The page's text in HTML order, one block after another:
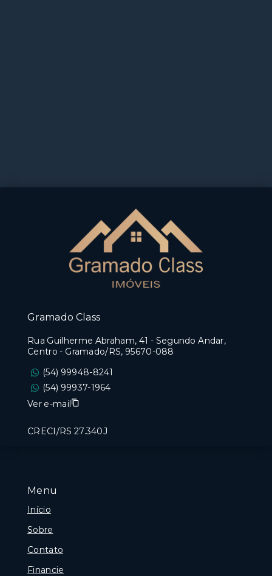
Menu
Início
Sobre
Contato
Financie
Gramado Class
Rua Guilherme Abraham, 41 - Segundo Andar,
Centro - Gramado/RS, 95670-088
(54) 99948-8241
(54) 99937-1964
Ver e-mail
CRECI/RS 27.340J